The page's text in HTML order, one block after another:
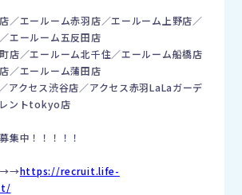
／エールーム赤羽店／エールーム上野店／
エールーム五反田店
店／エールーム北千住／エールーム船橋店
／エールーム蒲田店
アクセス渋谷店／アクセス赤羽LaLaガーデ
レントtokyo店
集中！！！！！
https://recruit.life-